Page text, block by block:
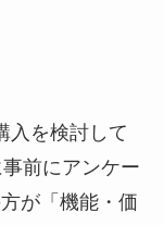
入を検討して
前にアンケー
が「機能・価